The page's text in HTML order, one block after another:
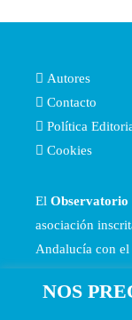
Autores
Contacto
Política
Cookies
El Observatorio
asociación
Andalucía con
Estatutos
NOS